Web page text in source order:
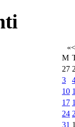
«<
M
27
3
10
17
24
31